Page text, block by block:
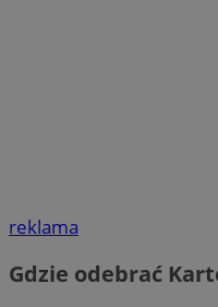
reklama
Gdzie odebrać